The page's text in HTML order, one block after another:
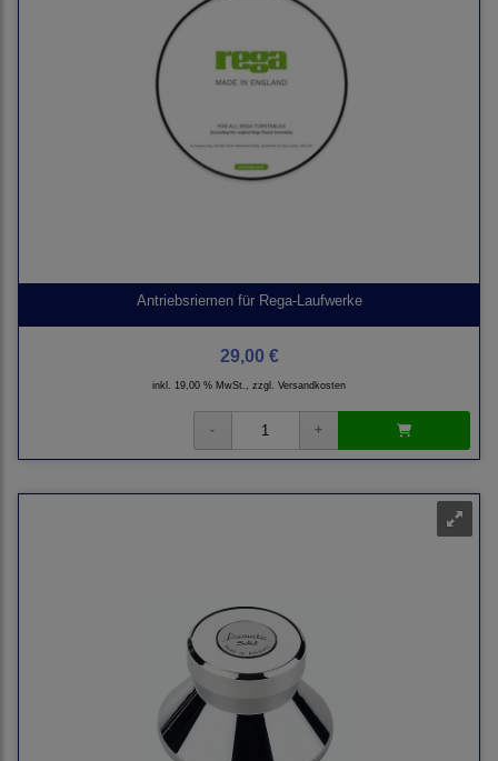
Antriebsriemen für Rega-Laufwerke
29,00 €
inkl. 19,00 % MwSt., zzgl. Versandkosten